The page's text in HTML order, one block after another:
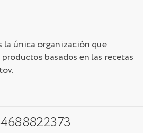
la única organización que
basados en las recetas